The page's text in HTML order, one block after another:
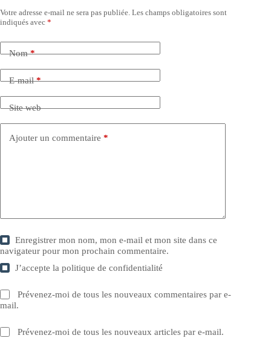
Votre adresse e-mail ne sera pas publiée. Les champs obligatoires sont
indiqués avec *
Nom*
E-mail*
Site web
Ajouter un commentaire *
Enregistrer mon nom, mon e-mail et mon site dans ce
navigateur pour mon prochain commentaire.
J’accepte lapolitique de confidentialité
Prévenez-moi de tous les nouveaux commentaires par e-
mail.
Prévenez-moi de tous les nouveaux articles par e-mail.